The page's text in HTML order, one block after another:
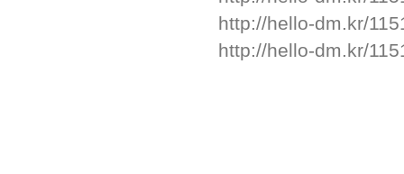
http://hello-dm.kr/
http://hello-dm.kr/